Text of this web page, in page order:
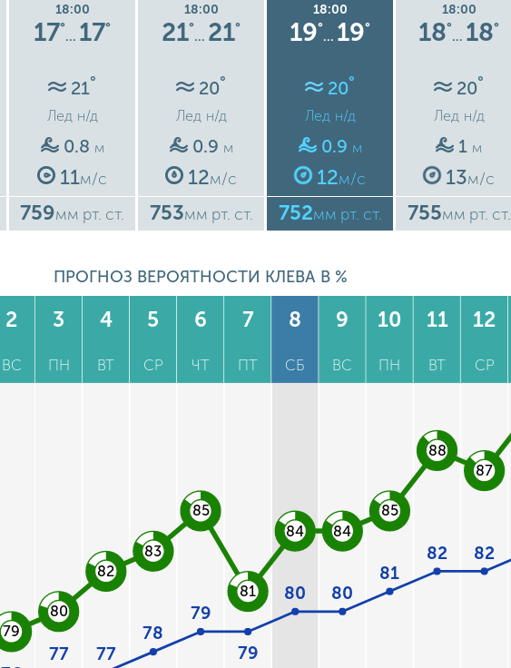
18:00
17°
… 17°
21°
Лед н/д
0.8 м
11м/с
759мм рт. ст.
18:00
21°
… 21°
20°
Лед н/д
0.9 м
12м/с
753мм рт. ст.
18:00
19°
… 19°
20°
Лед н/д
0.9 м
12м/с
752мм рт. ст.
18:00
18°
… 18°
20°
Лед н/д
1 м
13м/с
755мм рт. ст.
ПРОГНОЗ ВЕРОЯТНОСТИ КЛЕВА В %
2
ВС
3
ПН
4
ВТ
5
СР
6
ЧТ
7
ПТ
8
СБ
9
ВС
10
ПН
11
ВТ
12
СР
77 77
78
79
79
80 80
81
82 82
79
80
82
83
85
81
84 84
85
88
87